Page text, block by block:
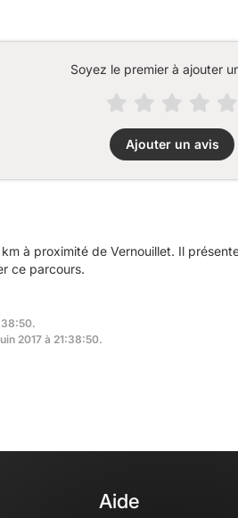
Soyez le premier à ajouter
Ajouter un avis
à proximité de Vernouillet. Il
ce parcours.
2017 à 21:38:50.
Aide